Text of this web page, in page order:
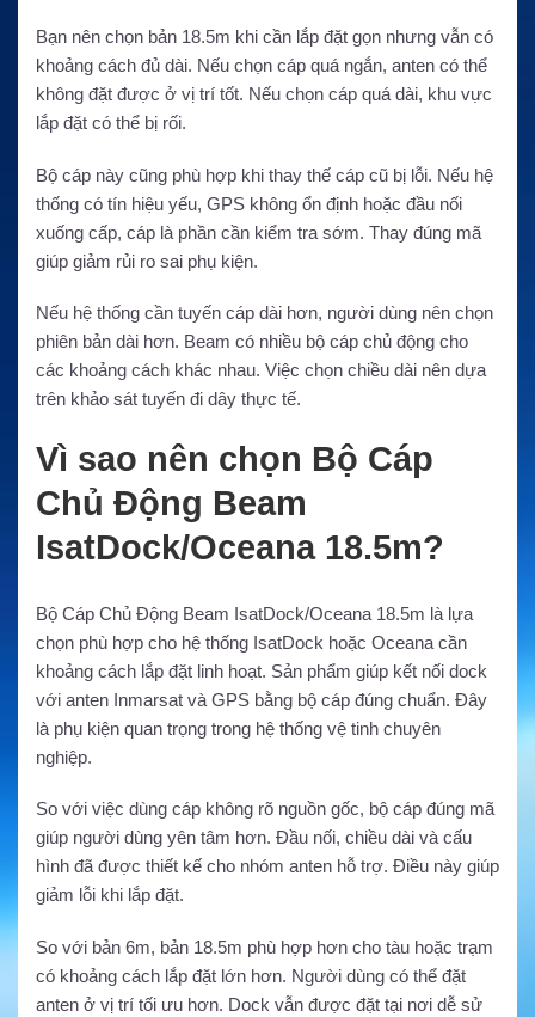
Bạn nên chọn bản 18.5m khi cần lắp đặt gọn nhưng vẫn có
khoảng cách đủ dài. Nếu chọn cáp quá ngắn, anten có thể
không đặt được ở vị trí tốt. Nếu chọn cáp quá dài, khu vực
lắp đặt có thể bị rối.
Bộ cáp này cũng phù hợp khi thay thế cáp cũ bị lỗi. Nếu hệ
thống có tín hiệu yếu, GPS không ổn định hoặc đầu nối
xuống cấp, cáp là phần cần kiểm tra sớm. Thay đúng mã
giúp giảm rủi ro sai phụ kiện.
Nếu hệ thống cần tuyến cáp dài hơn, người dùng nên chọn
phiên bản dài hơn. Beam có nhiều bộ cáp chủ động cho
các khoảng cách khác nhau. Việc chọn chiều dài nên dựa
trên khảo sát tuyến đi dây thực tế.
Vì sao nên chọn Bộ Cáp
Chủ Động Beam
IsatDock/Oceana 18.5m?
Bộ Cáp Chủ Động Beam IsatDock/Oceana 18.5m là lựa
chọn phù hợp cho hệ thống IsatDock hoặc Oceana cần
khoảng cách lắp đặt linh hoạt. Sản phẩm giúp kết nối dock
với anten Inmarsat và GPS bằng bộ cáp đúng chuẩn. Đây
là phụ kiện quan trọng trong hệ thống vệ tinh chuyên
nghiệp.
So với việc dùng cáp không rõ nguồn gốc, bộ cáp đúng mã
giúp người dùng yên tâm hơn. Đầu nối, chiều dài và cấu
hình đã được thiết kế cho nhóm anten hỗ trợ. Điều này giúp
giảm lỗi khi lắp đặt.
So với bản 6m, bản 18.5m phù hợp hơn cho tàu hoặc trạm
có khoảng cách lắp đặt lớn hơn. Người dùng có thể đặt
anten ở vị trí tối ưu hơn. Dock vẫn được đặt tại nơi dễ sử